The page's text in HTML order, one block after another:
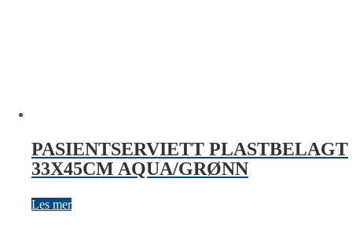
PASIENTSERVIETT PLASTBELAGT
33X45CM AQUA/GRØNN
Les mer